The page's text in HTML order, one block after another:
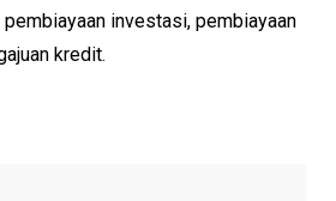
pembiayaan investasi, pembiayaan
kredit.